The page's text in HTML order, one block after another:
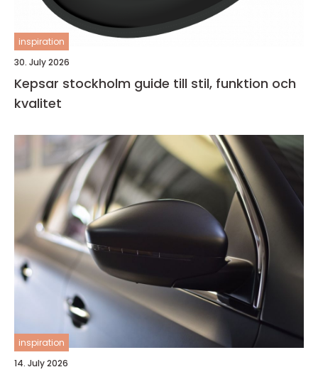
inspiration
30. July 2026
Kepsar stockholm guide till stil, funktion och
kvalitet
inspiration
14. July 2026